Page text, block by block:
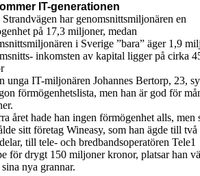
IT-generationen
Strandvägen har genomsnittsmiljonären en
på 17,3 miljoner, medan
i Sverige ”bara” äger 1,9
inkomsten av kapital ligger på cirka
unga IT-miljonären Johannes Bertorp, 23,
förmögenhetslista, men han är god för
året hade han ingen förmögenhet alls, men
sitt företag Wineasy, som han ägde till två
till tele- och bredbandsoperatören Tele1
för drygt 150 miljoner kronor, platsar han
nya grannar.